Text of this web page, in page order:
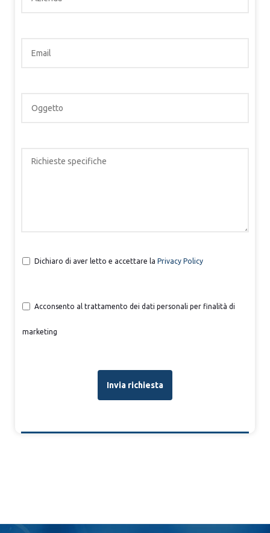
Dichiaro di aver letto e accettare la Privacy Policy
Acconsento al trattamento dei dati personali per finalità di
marketing